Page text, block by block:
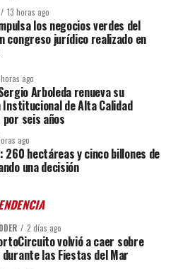
13 horas ago
los negocios verdes del
congreso jurídico realizado en
ago
Arboleda renueva su
de Alta Calidad
seis años
ago
260 hectáreas y cinco billones de
una decisión
2 días ago
volvió a caer sobre
las Fiestas del Mar